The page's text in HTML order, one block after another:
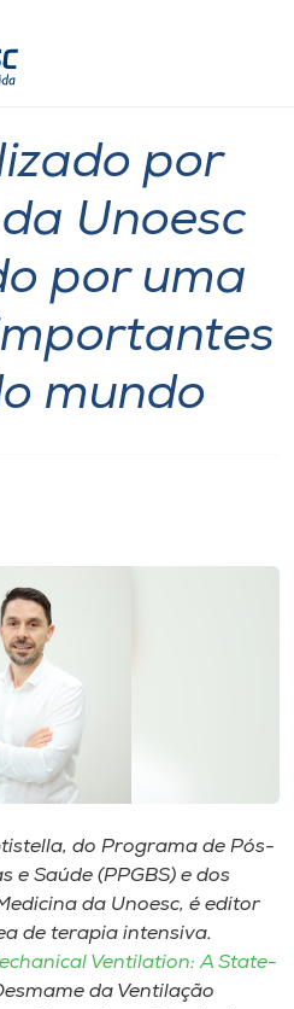
por
Unoesc
por uma
mundo
do Programa de Pós-
e Saúde (PPGBS) e dos
da Unoesc, é editor
de terapia intensiva.
Ventilation: A State-
da Ventilação